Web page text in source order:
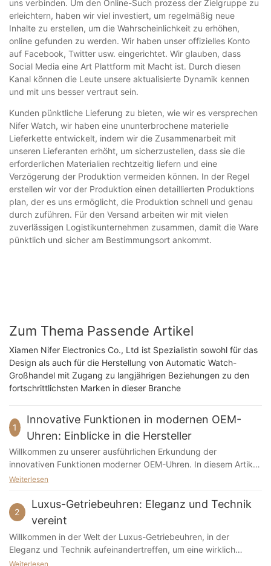
uns verbinden. Um den Online-Such prozess der Zielgruppe zu
erleichtern, haben wir viel investiert, um regelmäßig neue
Inhalte zu erstellen, um die Wahrscheinlichkeit zu erhöhen,
online gefunden zu werden. Wir haben unser offizielles Konto
auf Facebook, Twitter usw. eingerichtet. Wir glauben, dass
Social Media eine Art Plattform mit Macht ist. Durch diesen
Kanal können die Leute unsere aktualisierte Dynamik kennen
und mit uns besser vertraut sein.
Kunden pünktliche Lieferung zu bieten, wie wir es versprechen
Nifer Watch, wir haben eine ununterbrochene materielle
Lieferkette entwickelt, indem wir die Zusammenarbeit mit
unseren Lieferanten erhöht, um sicherzustellen, dass sie die
erforderlichen Materialien rechtzeitig liefern und eine
Verzögerung der Produktion vermeiden können. In der Regel
erstellen wir vor der Produktion einen detaillierten Produktions
plan, der es uns ermöglicht, die Produktion schnell und genau
durch zuführen. Für den Versand arbeiten wir mit vielen
zuverlässigen Logistikunternehmen zusammen, damit die Ware
pünktlich und sicher am Bestimmungsort ankommt.
Zum Thema Passende Artikel
Xiamen Nifer Electronics Co., Ltd ist Spezialistin sowohl für das
Design als auch für die Herstellung von Automatic Watch-
Großhandel mit Zugang zu langjährigen Beziehungen zu den
fortschrittlichsten Marken in dieser Branche
1
Innovative Funktionen in modernen OEM-
Uhren: Einblicke in die Hersteller
Willkommen zu unserer ausführlichen Erkundung der
innovativen Funktionen moderner OEM-Uhren. In diesem Artikel
bieten wir exklusive Einblicke von führenden Uhrenherstellern
Designelemente, die die Welt der Zeitmesser neu gestalten.
Ganz gleich, ob Sie ein Uhrenliebhaber, ein Sammler oder
einfach nur von den neuesten Fortschritten in der Uhrmacherei
fasziniert sind, dies ist eine Pflichtlektüre für jeden, der sich für
die Zukunft der Armbanduhrinnovation interessiert. Entdecken
Weiterlesen
2
Luxus-Getriebeuhren: Eleganz und Technik
vereint
Willkommen in der Welt der Luxus-Getriebeuhren, in der
Eleganz und Technik aufeinandertreffen, um eine wirklich
einzigartige Uhr zu schaffen. In diesem Artikel befassen wir uns
Weiterlesen